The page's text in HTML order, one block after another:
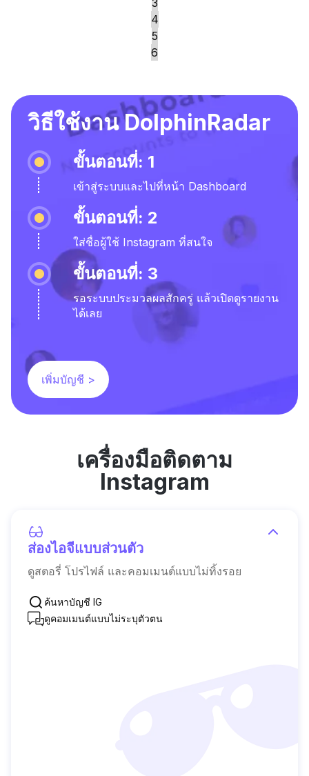
3
4
5
6
วิธีใช้งาน DolphinRadar
ขั้นตอนที่: 1
เข้าสู่ระบบและไปที่หน้า Dashboard
ขั้นตอนที่: 2
ใส่ชื่อผู้ใช้ Instagram ที่สนใจ
ขั้นตอนที่: 3
รอระบบประมวลผลสักครู่ แล้วเปิดดูรายงาน
ได้เลย
เพิ่มบัญชี >
เครื่องมือติดตาม
Instagram
ส่องไอจีแบบส่วนตัว
ดูสตอรี่ โปรไฟล์ และคอมเมนต์แบบไม่ทิ้งรอย
ค้นหาบัญชี IG
ดูคอมเมนต์แบบไม่ระบุตัวตน